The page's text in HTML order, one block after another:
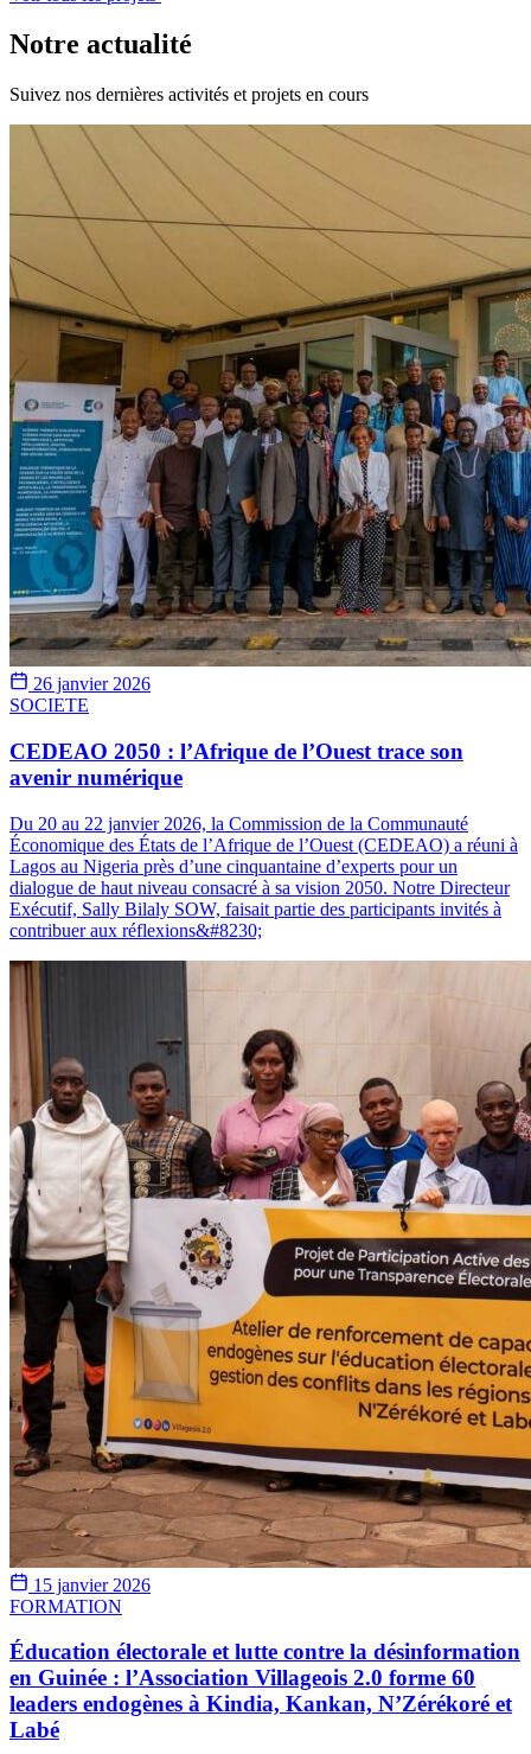
Notre actualité
Suivez nos dernières activités et projets en cours
26 janvier 2026
SOCIETE
CEDEAO 2050 : l’Afrique de l’Ouest trace son
avenir numérique
Du 20 au 22 janvier 2026, la Commission de la Communauté
Économique des États de l’Afrique de l’Ouest (CEDEAO) a réuni à
Lagos au Nigeria près d’une cinquantaine d’experts pour un
dialogue de haut niveau consacré à sa vision 2050. Notre Directeur
Exécutif, Sally Bilaly SOW, faisait partie des participants invités à
contribuer aux réflexions&#8230;
15 janvier 2026
FORMATION
Éducation électorale et lutte contre la désinformation
en Guinée : l’Association Villageois 2.0 forme 60
leaders endogènes à Kindia, Kankan, N’Zérékoré et
Labé